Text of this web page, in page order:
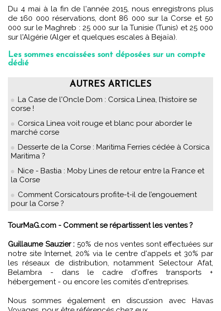
Du 4 mai à la fin de l'année 2015, nous enregistrons plus
de 160 000 réservations, dont 86 000 sur la Corse et 50
000 sur le Maghreb : 25 000 sur la Tunisie (Tunis) et 25 000
sur l'Algérie (Alger et quelques escales à Bejaïa).
Les sommes encaissées sont déposées sur un compte
dédié
AUTRES ARTICLES
La Case de l'Oncle Dom : Corsica Línea, l’histoire se
corse !
Corsica Linea voit rouge et blanc pour aborder le
marché corse
Desserte de la Corse : Maritima Ferries cédée à Corsica
Maritima ?
Nice - Bastia : Moby Lines de retour entre la France et
la Corse
Comment Corsicatours profite-t-il de l’engouement
pour la Corse ?
TourMaG.com - Comment se répartissent les ventes ?
Guillaume Sauzier : 50% de nos ventes sont effectuées sur
notre site Internet, 20% via le centre d'appels et 30% par
les réseaux de distribution, notamment Selectour Afat,
Belambra - dans le cadre d'offres transports +
hébergement - ou encore les comités d'entreprises.
Nous sommes également en discussion avec Havas